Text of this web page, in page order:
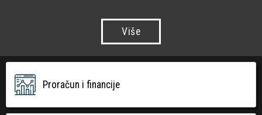
Više
Proračun i financije